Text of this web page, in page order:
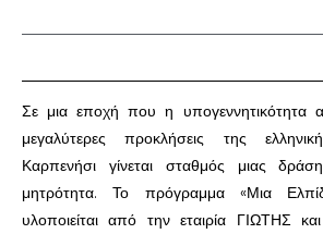
Σε μια εποχή που η υπογεννητικότητα
μεγαλύτερες προκλήσεις της
Καρπενήσι γίνεται σταθμός μιας
μητρότητα. Το πρόγραμμα «Μια
υλοποιείται από την εταιρία ΓΙΩΤΗΣ